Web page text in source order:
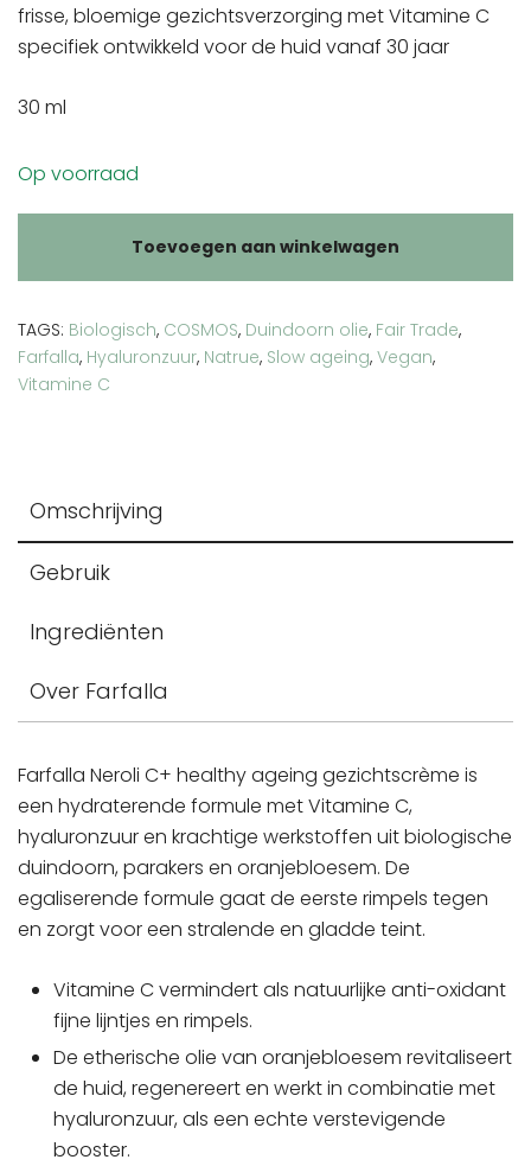
frisse, bloemige gezichtsverzorging met Vitamine C
specifiek ontwikkeld voor de huid vanaf 30 jaar
30 ml
Op voorraad
Toevoegen aan winkelwagen
TAGS: Biologisch, COSMOS, Duindoorn olie, Fair Trade,
Farfalla, Hyaluronzuur, Natrue, Slow ageing, Vegan,
Vitamine C
Omschrijving
Gebruik
Ingrediënten
Over Farfalla
Farfalla Neroli C+ healthy ageing gezichtscrème is
een hydraterende formule met Vitamine C,
hyaluronzuur en krachtige werkstoffen uit biologische
duindoorn, parakers en oranjebloesem. De
egaliserende formule gaat de eerste rimpels tegen
en zorgt voor een stralende en gladde teint.
Vitamine C vermindert als natuurlijke anti-oxidant
fijne lijntjes en rimpels.
De etherische olie van oranjebloesem revitaliseert
de huid, regenereert en werkt in combinatie met
hyaluronzuur, als een echte verstevigende
booster.